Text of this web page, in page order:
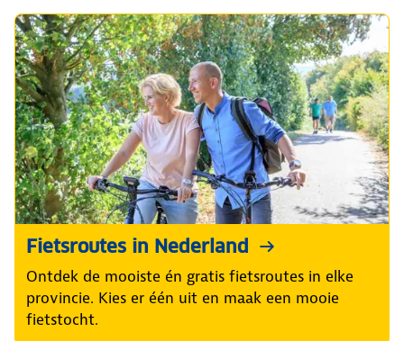
Fietsroutes in Nederland
Ontdek de mooiste én gratis fietsroutes in elke
provincie. Kies er één uit en maak een mooie
fietstocht.